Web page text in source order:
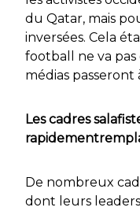
du Qatar, mais
inversées. Cela
football ne va
médias passeront
Les cadres
De nombreux
dont leurs